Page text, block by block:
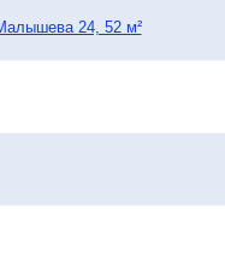
24, 52 м²